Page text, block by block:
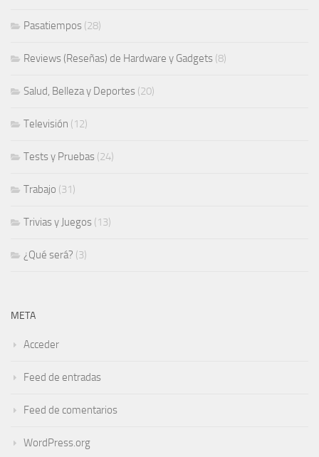
Pasatiempos (28)
Reviews (Reseñas) de Hardware y Gadgets (8)
Salud, Belleza y Deportes (20)
Televisión (12)
Tests y Pruebas (24)
Trabajo (31)
Trivias y Juegos (13)
¿Qué será? (3)
META
Acceder
Feed de entradas
Feed de comentarios
WordPress.org